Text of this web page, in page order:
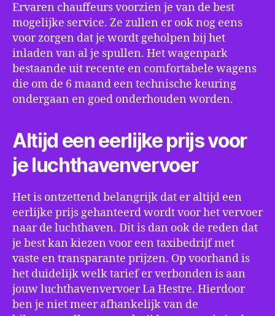
Ervaren chauffeurs voorzien je van de best
mogelijke service. Ze zullen er ook nog eens
voor zorgen dat je wordt geholpen bij het
inladen van al je spullen. Het wagenpark
bestaande uit recente en comfortabele wagens
die om de 6 maand een technische keuring
ondergaan en goed onderhouden worden.
Altijd een eerlijke prijs voor
je luchthavenvervoer
Het is ontzettend belangrijk dat er altijd een
eerlijke prijs gehanteerd wordt voor het vervoer
naar de luchthaven. Dit is dan ook de reden dat
je best kan kiezen voor een taxibedrijf met
vaste en transparante prijzen. Op voorhand is
het duidelijk welk tarief er verbonden is aan
jouw luchthavenvervoer La Hestre. Hierdoor
ben je niet meer afhankelijk van de